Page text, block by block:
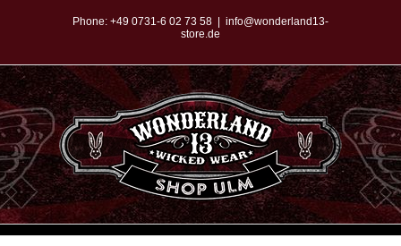
springen
Phone: +49 0731-6 02 73 58
info@wonderland13-
store.de